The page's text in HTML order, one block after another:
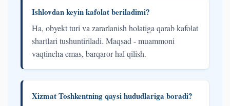
Ishlovdan keyin kafolat beriladimi?
Ha, obyekt turi va zararlanish holatiga qarab kafolat
shartlari tushuntiriladi. Maqsad - muammoni
vaqtincha emas, barqaror hal qilish.
Xizmat Toshkentning qaysi hududlariga boradi?